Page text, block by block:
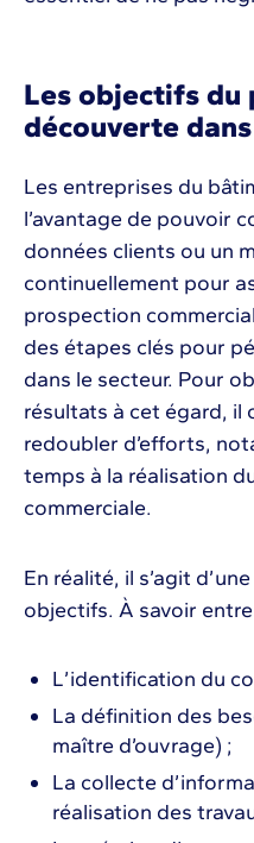
Les objectifs du
découverte
Les entreprises du
l’avantage de pouvoir
données clients ou un
continuellement pour
prospection
des étapes clés pour
dans le secteur. Pour
résultats à cet égard,
redoubler d’efforts,
temps à la réalisation
commerciale.
En réalité, il s’agit
objectifs. À savoir
L’identification du
La définition des
maître d’ouvrage) ;
La collecte
réalisation des